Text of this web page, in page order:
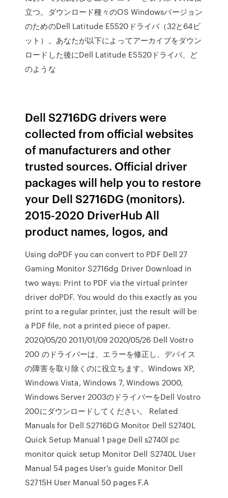
立つ。ダウンロード種々のOS Windowsバージョン
のためのDell Latitude E5520ドライバ（32と64ビ
ット）。あなたが以下によってアーカイブをダウン
ロードした後にDell Latitude E5520ドライバ、ど
のような
Dell S2716DG drivers were
collected from official websites
of manufacturers and other
trusted sources. Official driver
packages will help you to restore
your Dell S2716DG (monitors).
2015-2020 DriverHub All
product names, logos, and
Using doPDF you can convert to PDF Dell 27
Gaming Monitor S2716dg Driver Download in
two ways: Print to PDF via the virtual printer
driver doPDF. You would do this exactly as you
print to a regular printer, just the result will be
a PDF file, not a printed piece of paper.
2020/05/20 2011/01/09 2020/05/26 Dell Vostro
200 のドライバーは、エラーを修正し、デバイス
の障害を取り除くのに役立ちます。Windows XP,
Windows Vista, Windows 7, Windows 2000,
Windows Server 2003のドライバーをDell Vostro
200にダウンロードしてください。 Related
Manuals for Dell S2716DG Monitor Dell S2740L
Quick Setup Manual 1 page Dell s2740l pc
monitor quick setup Monitor Dell S2740L User
Manual 54 pages User's guide Monitor Dell
S2715H User Manual 50 pages F.A